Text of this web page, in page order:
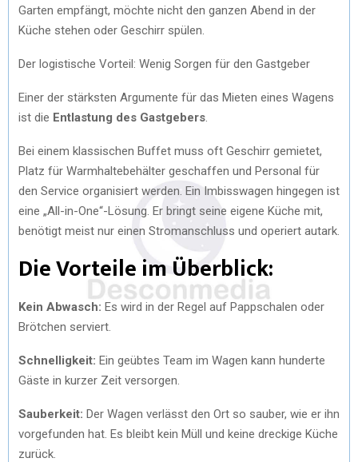
Garten empfängt, möchte nicht den ganzen Abend in der
Küche stehen oder Geschirr spülen.
Der logistische Vorteil: Wenig Sorgen für den Gastgeber
Einer der stärksten Argumente für das Mieten eines Wagens
ist die Entlastung des Gastgebers
Bei einem klassischen Buffet muss oft Geschirr gemietet,
Platz für Warmhaltebehälter geschaffen und Personal für
den Service organisiert werden. Ein Imbisswagen hingegen ist
eine „All-in-One“-Lösung. Er bringt seine eigene Küche mit,
benötigt meist nur einen Stromanschluss und operiert autark.
Die Vorteile im Überblick:
Kein Abwasch: Es wird in der Regel auf Pappschalen oder
Brötchen serviert.
Schnelligkeit: Ein geübtes Team im Wagen kann hunderte
Gäste in kurzer Zeit versorgen.
Sauberkeit: Der Wagen verlässt den Ort so sauber, wie er ihn
vorgefunden hat. Es bleibt kein Müll und keine dreckige Küche
zurück.